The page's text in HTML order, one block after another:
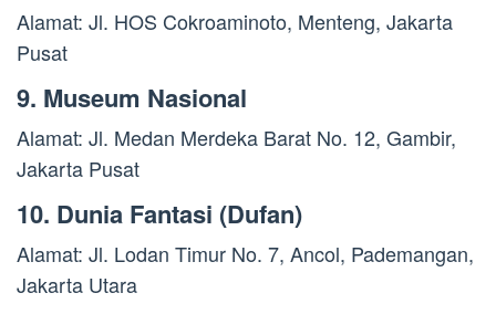
Alamat: Jl. HOS Cokroaminoto, Menteng, Jakarta
Pusat
9. Museum Nasional
Alamat: Jl. Medan Merdeka Barat No. 12, Gambir,
Jakarta Pusat
10. Dunia Fantasi (Dufan)
Alamat: Jl. Lodan Timur No. 7, Ancol, Pademangan,
Jakarta Utara